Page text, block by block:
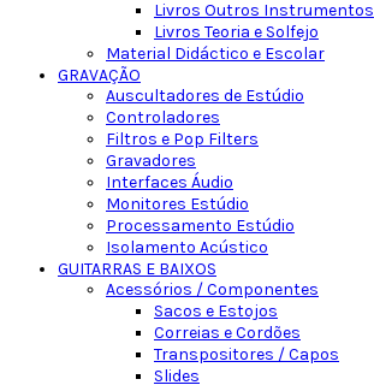
Livros Outros Instrumentos
Livros Teoria e Solfejo
Material Didáctico e Escolar
GRAVAÇÃO
Auscultadores de Estúdio
Controladores
Filtros e Pop Filters
Gravadores
Interfaces Áudio
Monitores Estúdio
Processamento Estúdio
Isolamento Acústico
GUITARRAS E BAIXOS
Acessórios / Componentes
Sacos e Estojos
Correias e Cordões
Transpositores / Capos
Slides